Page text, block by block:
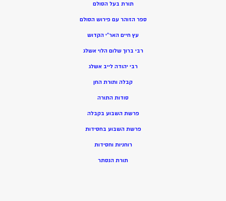
תורת בעל הסולם
ספר הזוהר עם פירוש הסולם
עץ חיים האר”י הקדוש
רבי ברוך שלום הלוי אשלג
רבי יהודה לייב אשלג
קבלה ותורת החן
סודות התורה
פרשת השבוע בקבלה
פרשת השבוע בחסידות
רוחניות וחסידות
תורת הנסתר